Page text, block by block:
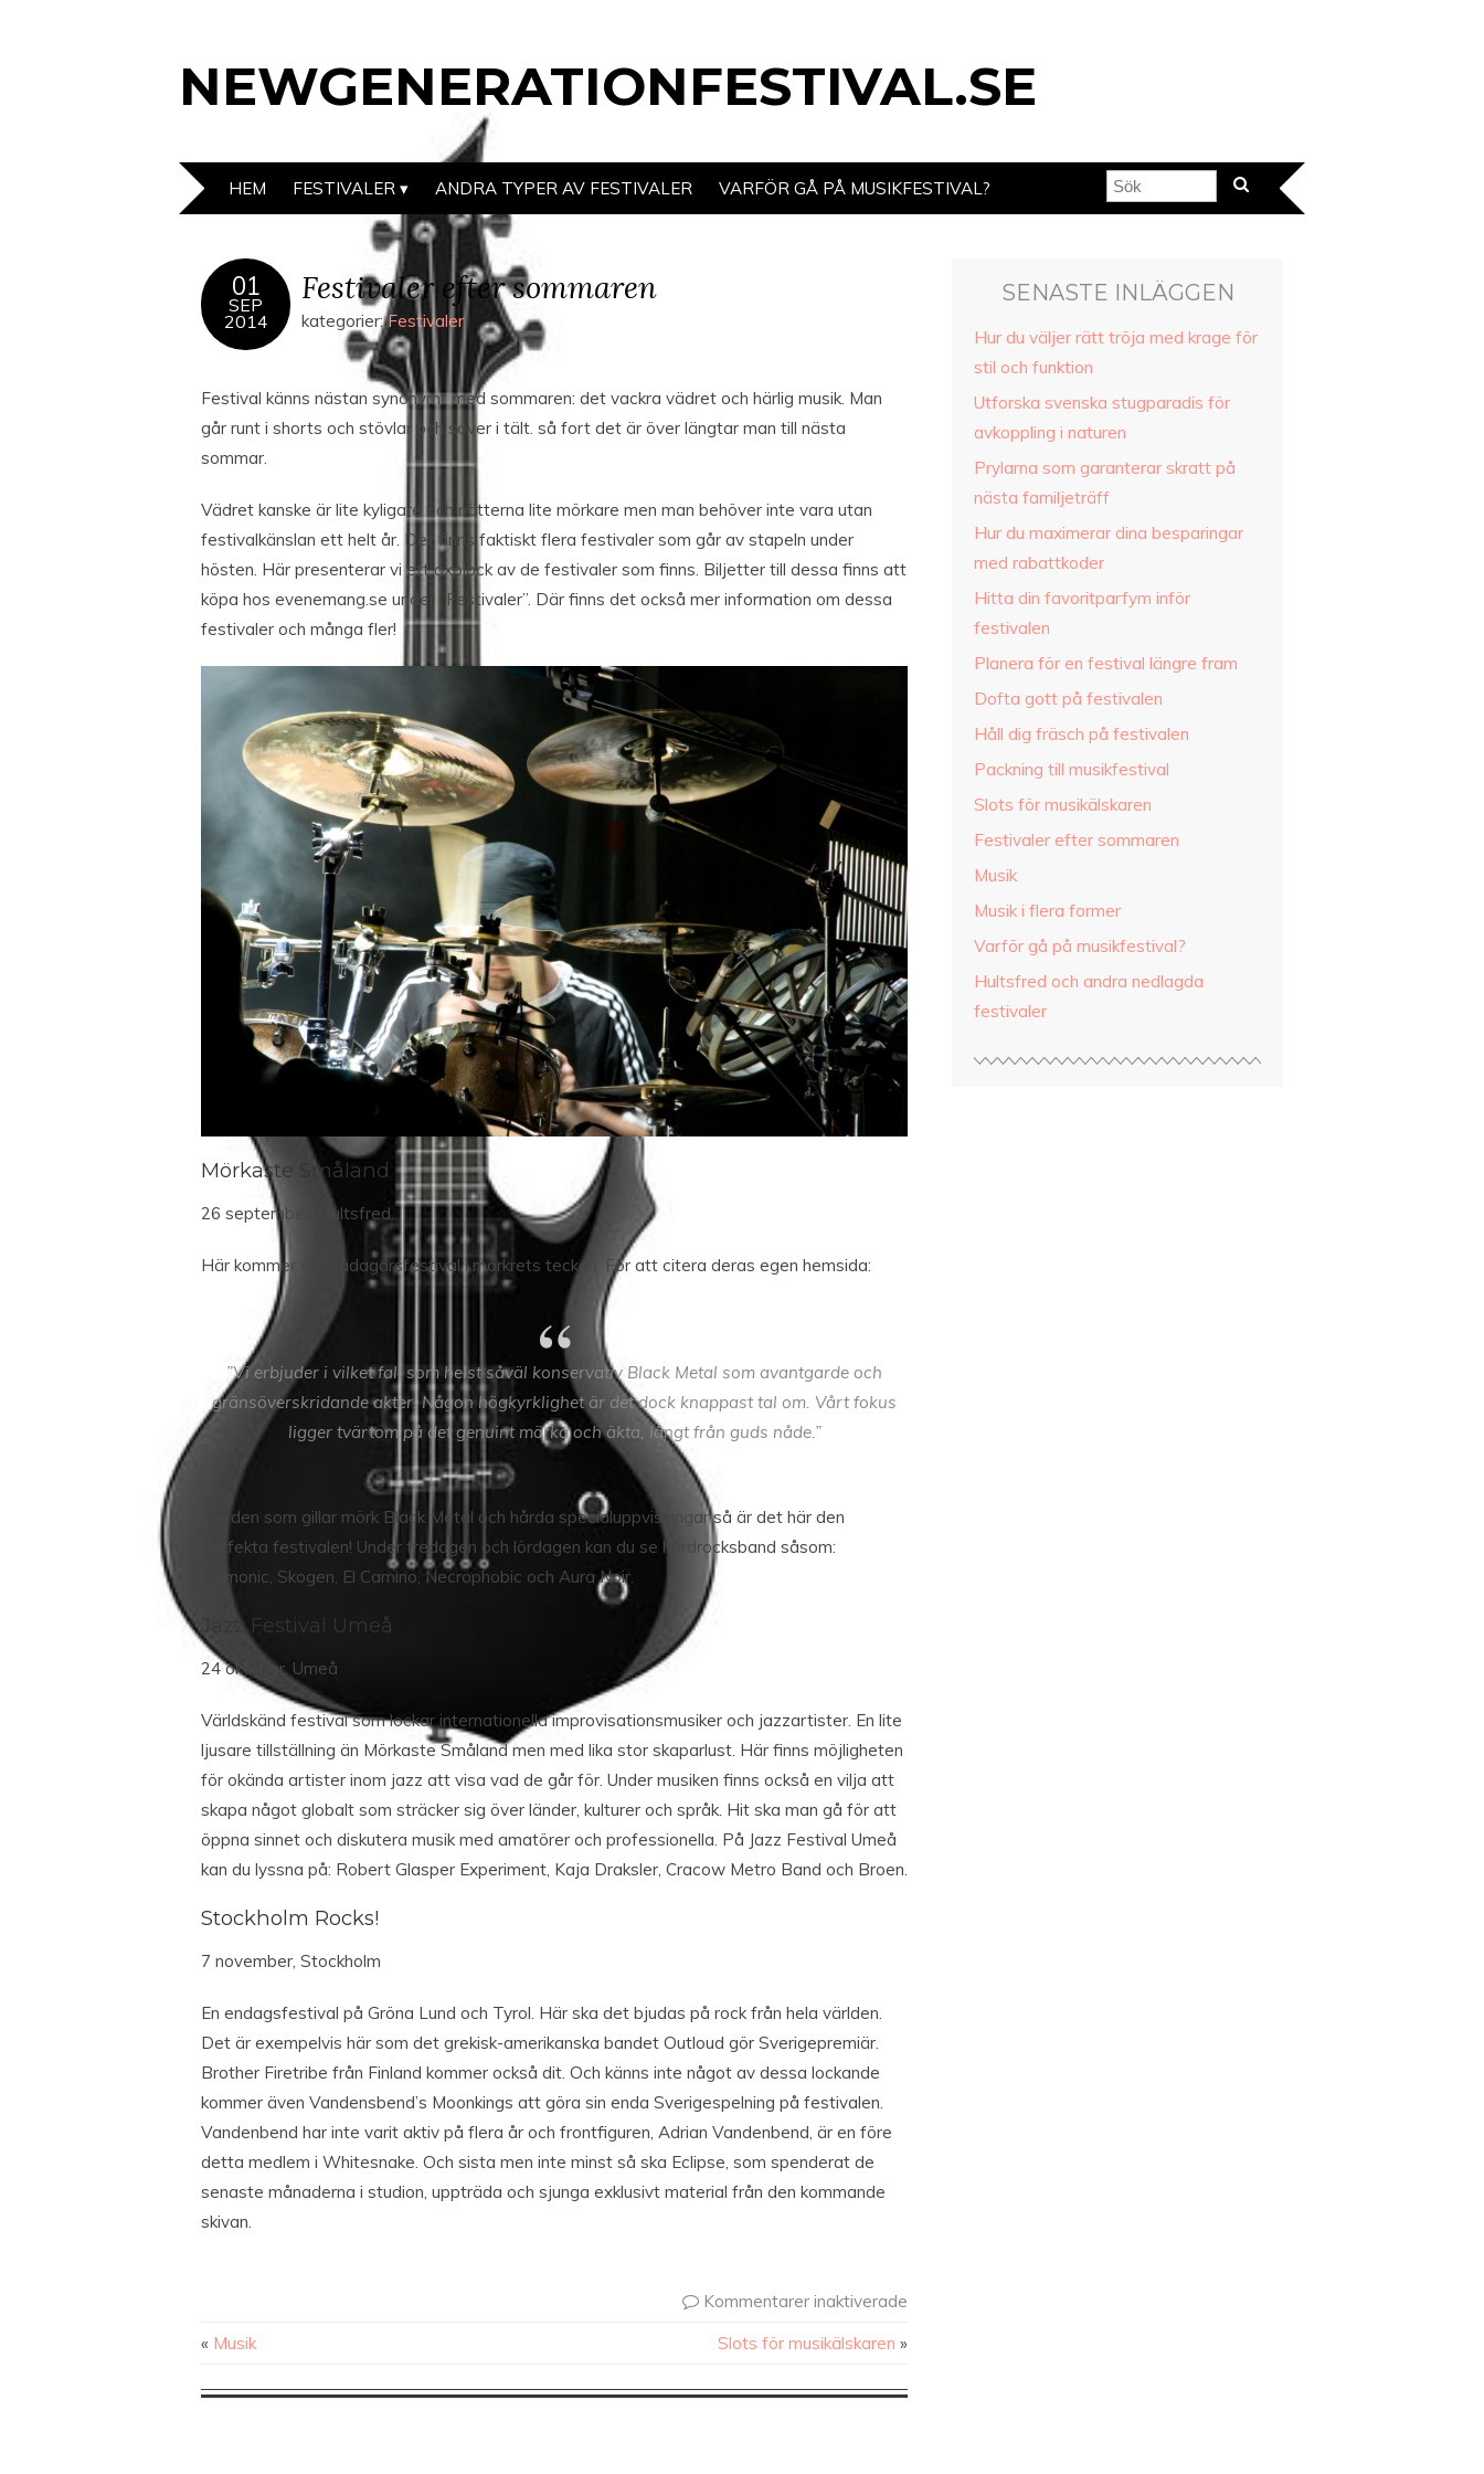
NEWGENERATIONFESTIVAL.SE
HEM FESTIVALER ANDRA TYPER AV FESTIVALER VARFÖR GÅ PÅ MUSIKFESTIVAL?
01
SEP
2014
Festivaler efter sommaren
kategorier:Festivaler
Festival känns nästan synonymt med sommaren: det vackra vädret och härlig musik. Man
går runt i shorts och stövlar och sover i tält. så fort det är över längtar man till nästa
sommar.
Vädret kanske är lite kyligare och nätterna lite mörkare men man behöver inte vara utan
festivalkänslan ett helt år. Det finns faktiskt flera festivaler som går av stapeln under
hösten. Här presenterar vi ett axplock av de festivaler som finns. Biljetter till dessa finns att
köpa hos evenemang.se under ”Festivaler”. Där finns det också mer information om dessa
festivaler och många fler!
Mörkaste Småland
26 september, Hultsfred.
Här kommer en tvådagarsfestival i mörkrets tecken. För att citera deras egen hemsida:
”Vi erbjuder i vilket fall som helst såväl konservativ Black Metal som avantgarde och
gränsöverskridande akter. Någon högkyrklighet är det dock knappast tal om. Vårt fokus
ligger tvärtom på det genuint mörka och äkta, långt från guds nåde.”
För den som gillar mörk Black Metal och hårda specialuppvisningar så är det här den
perfekta festivalen! Under fredagen och lördagen kan du se hårdrocksband såsom:
Demonic, Skogen, El Camino, Necrophobic och Aura Noir.
Jazz Festival Umeå
24 oktober, Umeå
Världskänd festival som lockar internationella improvisationsmusiker och jazzartister. En lite
ljusare tillställning än Mörkaste Småland men med lika stor skaparlust. Här finns möjligheten
för okända artister inom jazz att visa vad de går för. Under musiken finns också en vilja att
skapa något globalt som sträcker sig över länder, kulturer och språk. Hit ska man gå för att
öppna sinnet och diskutera musik med amatörer och professionella. På Jazz Festival Umeå
kan du lyssna på: Robert Glasper Experiment, Kaja Draksler, Cracow Metro Band och Broen.
Stockholm Rocks!
7 november, Stockholm
En endagsfestival på Gröna Lund och Tyrol. Här ska det bjudas på rock från hela världen.
Det är exempelvis här som det grekisk-amerikanska bandet Outloud gör Sverigepremiär.
Brother Firetribe från Finland kommer också dit. Och känns inte något av dessa lockande
kommer även Vandensbend’s Moonkings att göra sin enda Sverigespelning på festivalen.
Vandenbend har inte varit aktiv på flera år och frontfiguren, Adrian Vandenbend, är en före
detta medlem i Whitesnake. Och sista men inte minst så ska Eclipse, som spenderat de
senaste månaderna i studion, uppträda och sjunga exklusivt material från den kommande
skivan.
Kommentarer inaktiverade
« Musik Slots för musikälskaren »
SENASTE INLÄGGEN
Hur du väljer rätt tröja med krage för
stil och funktion
Utforska svenska stugparadis för
avkoppling i naturen
Prylarna som garanterar skratt på
nästa familjeträff
Hur du maximerar dina besparingar
med rabattkoder
Hitta din favoritparfym inför
festivalen
Planera för en festival längre fram
Dofta gott på festivalen
Håll dig fräsch på festivalen
Packning till musikfestival
Slots för musikälskaren
Festivaler efter sommaren
Musik
Musik i flera former
Varför gå på musikfestival?
Hultsfred och andra nedlagda
festivaler